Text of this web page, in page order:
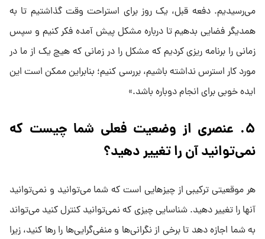
می‌رسیدیم. دفعه قبل، یک روز برای استراحت وقت گذاشتیم تا به
همدیگر فضایی بدهیم تا درباره مشکل پیش آمده فکر کنیم و سپس
زمانی را برنامه ریزی کردیم که مشکل را در زمانی که هیچ یک از ما در
مورد کار استرس نداشته باشیم، بررسی کنیم؛ بنابراین ممکن است این
ایده خوبی برای انجام دوباره باشد.»
۵. عنصری از وضعیت فعلی شما چیست که
نمی‌توانید آن را تغییر دهید؟
هر موقعیتی ترکیبی از چیز‌هایی است که شما می‌توانید و نمی‌توانید
آنها را تغییر دهید. شناسایی چیزی که نمی‌توانید کنترل کنید می‌تواند
به شما اجازه دهد تا برخی از نگرانی‌ها و منفی‌گرایی‌ها را رها کنید، زیرا